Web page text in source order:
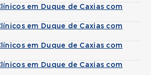
em Duque de Caxias com
em Duque de Caxias com
em Duque de Caxias com
em Duque de Caxias com